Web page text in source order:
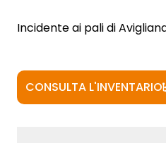
Incidente ai pali di
CONSULTA L'INVENTARIO